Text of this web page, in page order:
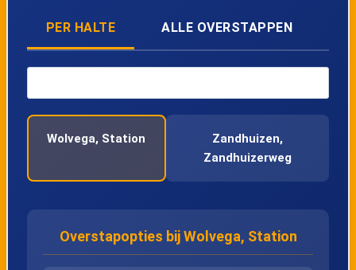
PER HALTE ALLE OVERSTAPPEN
Wolvega, Station
Zandhuizen,
Zandhuizerweg
Overstapopties bij Wolvega, Station